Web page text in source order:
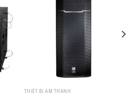
THIẾT BỊ ÂM THANH